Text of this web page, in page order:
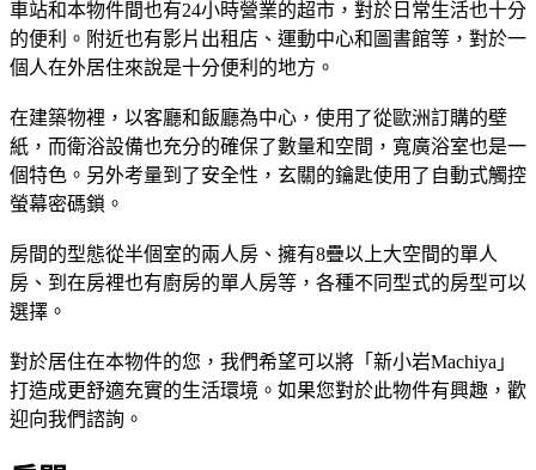
車站和本物件間也有24小時營業的超市，對於日常生活也十分
的便利。附近也有影片出租店、運動中心和圖書館等，對於一
個人在外居住來說是十分便利的地方。
在建築物裡，以客廳和飯廳為中心，使用了從歐洲訂購的壁
紙，而衛浴設備也充分的確保了數量和空間，寬廣浴室也是一
個特色。另外考量到了安全性，玄關的鑰匙使用了自動式觸控
螢幕密碼鎖。
房間的型態從半個室的兩人房、擁有8疊以上大空間的單人
房、到在房裡也有廚房的單人房等，各種不同型式的房型可以
選擇。
對於居住在本物件的您，我們希望可以將「新小岩Machiya」
打造成更舒適充實的生活環境。如果您對於此物件有興趣，歡
迎向我們諮詢。